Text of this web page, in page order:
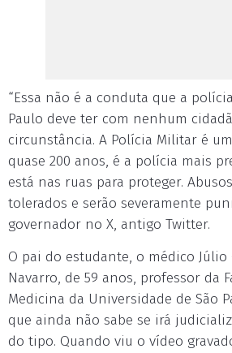
“Essa não é a conduta que a
Paulo deve ter com nenhum
circunstância. A Polícia Militar é
quase 200 anos, é a polícia mais
está nas ruas para proteger.
tolerados e serão severamente
governador no X, antigo Twitter.
O pai do estudante, o médico Júlio
Navarro, de 59 anos, professor da
Medicina da Universidade de São
que ainda não sabe se irá
do tipo. Quando viu o vídeo